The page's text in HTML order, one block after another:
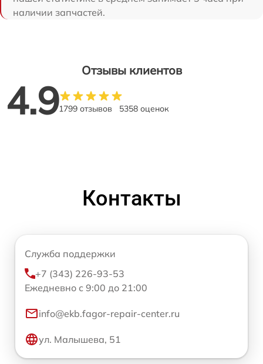
наличии запчастей.
Отзывы клиентов
4.91799 отзывов 5358 оценок
Контакты
Служба поддержки
+7 (343) 226-93-53
Ежедневно с 9:00 до 21:00
info@ekb.fagor-repair-center.ru
ул. Малышева, 51